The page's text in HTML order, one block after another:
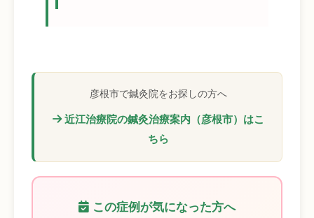
彦根市で鍼灸院をお探しの方へ
近江治療院の鍼灸治療案内（彦根市）はこ
ちら
この症例が気になった方へ